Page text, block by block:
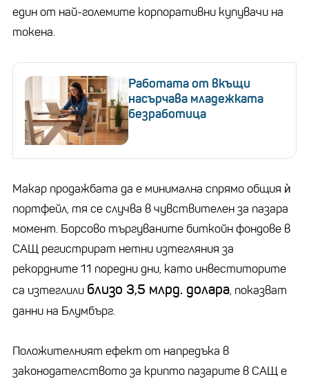
един от най-големите корпоративни купувачи на
токена.
Работата от вкъщи
насърчава младежката
безработица
Макар продажбата да е минимална спрямо общия ѝ
портфейл, тя се случва в чувствителен за пазара
момент. Борсово търгуваните биткойн фондове в
САЩ регистрират нетни изтегляния за
рекордните 11 поредни дни, като инвеститорите
са изтеглили близо 3,5 млрд. долара, показват
данни на Блумбърг.
Положителният ефект от напредъка в
законодателството за крипто пазарите в САЩ е